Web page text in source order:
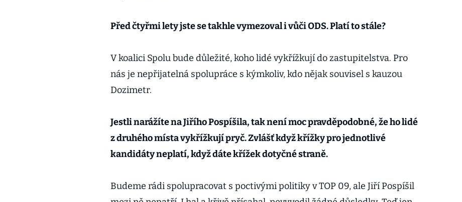
Před čtyřmi lety jste se takhle vymezoval i vůči ODS. Platí to stále?
V koalici Spolu bude důležité, koho lidé vykřížkují do zastupitelstva. Pro
nás je nepřijatelná spolupráce s kýmkoliv, kdo nějak souvisel s kauzou
Dozimetr.
Jestli narážíte na Jiřího Pospíšila, tak není moc pravděpodobné, že ho lidé
z druhého místa vykřížkují pryč. Zvlášť když křížky pro jednotlivé
kandidáty neplatí, když dáte křížek dotyčné straně.
Budeme rádi spolupracovat s poctivými politiky v TOP 09, ale Jiří Pospíšil